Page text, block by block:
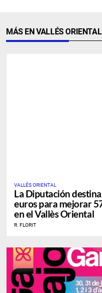
MÁS EN VALLÉS ORIENTAL
VALLÉS ORIENTAL
La Diputación
euros para mejorar
en el Vallès Oriental
R. FLORIT